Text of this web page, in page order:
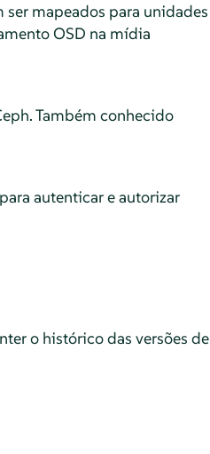
mapeados para unidades
OSD na mídia
Também conhecido
autenticar e autorizar
o histórico das versões de